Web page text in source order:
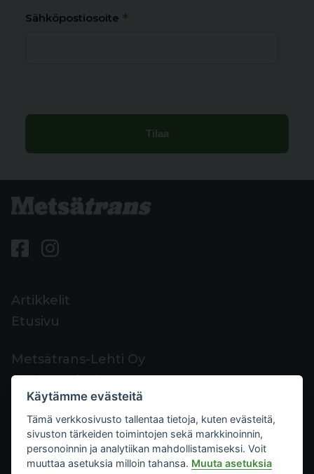
Sähköpostiosoite *
Artikkelit
Etusivu
Metsätrans-Lehti Oy
Asiakaspalvelu
Yhteystiedot
Palaute
Mediakortti
Käytämme evästeitä
Tämä verkkosivusto tallentaa tietoja, kuten evästeitä,
sivuston tärkeiden toimintojen sekä markkinoinnin,
personoinnin ja analytiikan mahdollistamiseksi. Voit
muuttaa asetuksia milloin tahansa. Muuta asetuksia